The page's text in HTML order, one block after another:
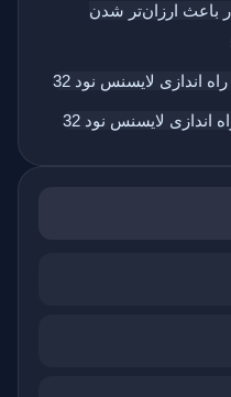
باعث ارزان‌تر شدن
اندازی لایسنس نود 32
لایسنس نود 32